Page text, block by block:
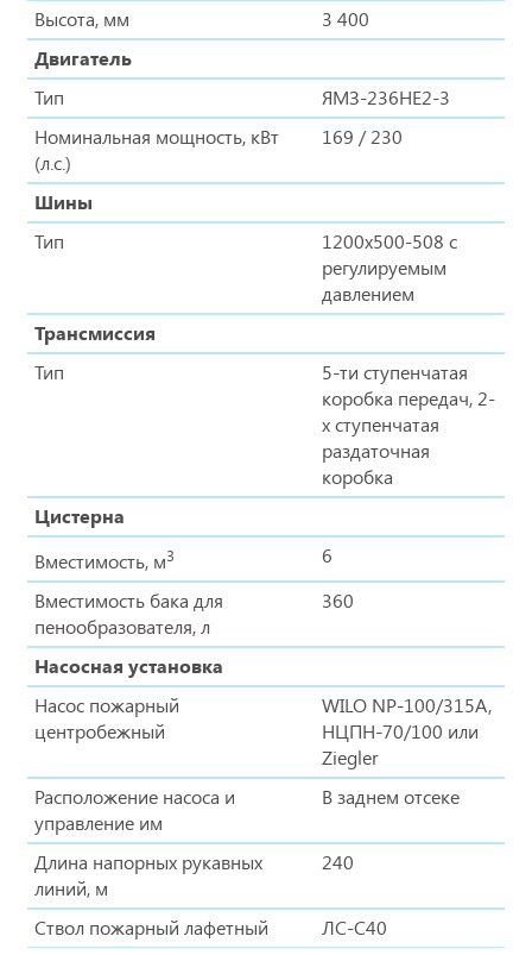
Высота, мм
3 400
Двигатель
Тип
ЯМЗ-236НЕ2-3
Номинальная мощность, кВт
(л.с.)
169 / 230
Шины
Тип
1200х500-508 с
регулируемым
давлением
Трансмиссия
Тип
5-ти ступенчатая
коробка передач, 2-
х ступенчатая
раздаточная
коробка
Цистерна
Вместимость, м3
6
Вместимость бака для
пенообразователя, л
360
Насосная установка
Насос пожарный
центробежный
WILO NP-100/315A,
НЦПН-70/100 или
Ziegler
Расположение насоса и
управление им
В заднем отсеке
Длина напорных рукавных
линий, м
240
Ствол пожарный лафетный ЛС-С40